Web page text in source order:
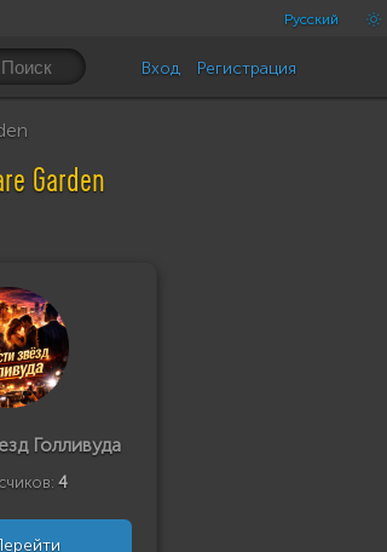
Русский
Вход Регистрация
Garden
Голливуда
4